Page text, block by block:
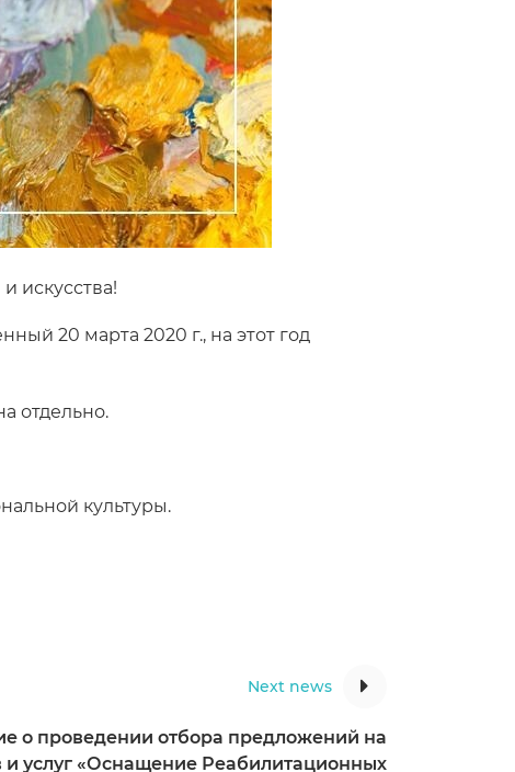
искусства!
20 марта 2020 г., на этот год
отдельно.
культуры.
Next news
о проведении отбора предложений на
и услуг «Оснащение Реабилитационных